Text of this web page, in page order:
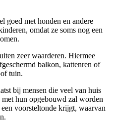
goed met honden en andere
omdat ze soms nog een
zeer waarderen. Hiermee
balkon, kattenren of
tuin.
bij mensen die veel van huis
hun opgebouwd zal worden
voorsteltonde krijgt, waarvan